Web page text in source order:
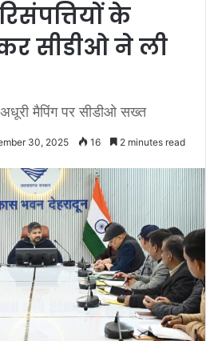
के
सीडीओ ने ली
अधूरी मैपिंग पर सीडीओ सख्त
30, 2025 16 2 minutes read